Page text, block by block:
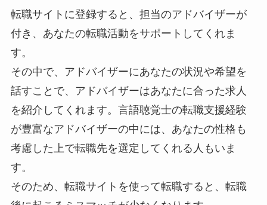
転職サイトに登録すると、担当のアドバイザーが
付き、あなたの転職活動をサポートしてくれま
す。
その中で、アドバイザーにあなたの状況や希望を
話すことで、アドバイザーはあなたに合った求人
を紹介してくれます。言語聴覚士の転職支援経験
が豊富なアドバイザーの中には、あなたの性格も
考慮した上で転職先を選定してくれる人もいま
す。
そのため、転職サイトを使って転職すると、転職